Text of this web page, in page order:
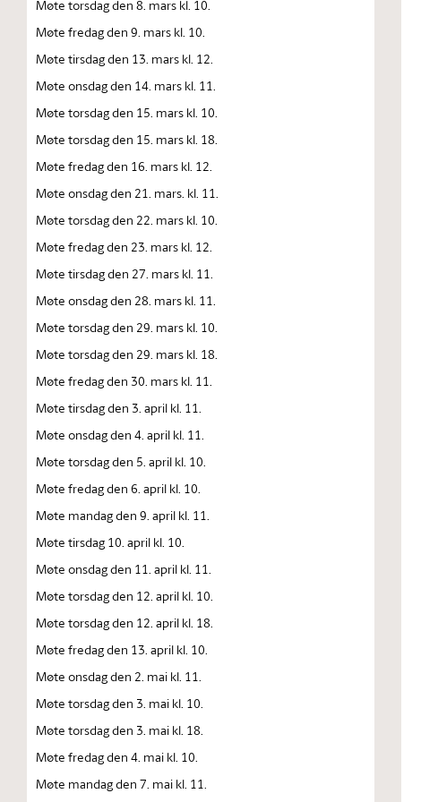
Møte torsdag den 8. mars kl. 10.
Møte fredag den 9. mars kl. 10.
Møte tirsdag den 13. mars kl. 12.
Møte onsdag den 14. mars kl. 11.
Møte torsdag den 15. mars kl. 10.
Møte torsdag den 15. mars kl. 18.
Møte fredag den 16. mars kl. 12.
Møte onsdag den 21. mars. kl. 11.
Møte torsdag den 22. mars kl. 10.
Møte fredag den 23. mars kl. 12.
Møte tirsdag den 27. mars kl. 11.
Møte onsdag den 28. mars kl. 11.
Møte torsdag den 29. mars kl. 10.
Møte torsdag den 29. mars kl. 18.
Møte fredag den 30. mars kl. 11.
Møte tirsdag den 3. april kl. 11.
Møte onsdag den 4. april kl. 11.
Møte torsdag den 5. april kl. 10.
Møte fredag den 6. april kl. 10.
Møte mandag den 9. april kl. 11.
Møte tirsdag 10. april kl. 10.
Møte onsdag den 11. april kl. 11.
Møte torsdag den 12. april kl. 10.
Møte torsdag den 12. april kl. 18.
Møte fredag den 13. april kl. 10.
Møte onsdag den 2. mai kl. 11.
Møte torsdag den 3. mai kl. 10.
Møte torsdag den 3. mai kl. 18.
Møte fredag den 4. mai kl. 10.
Møte mandag den 7. mai kl. 11.